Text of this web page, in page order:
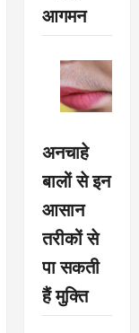
आगमन
अनचाहे
बालों से इन
आसान
तरीकों से
पा सकती
हैं मुक्ति